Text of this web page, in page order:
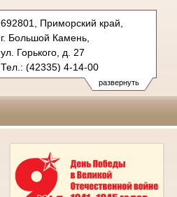
развернуть
692801, Приморский край,
г. Большой Камень,
ул. Горького, д. 27
Тел.: (42335) 4-14-00
shkotovsky.prm@sudrf.ru